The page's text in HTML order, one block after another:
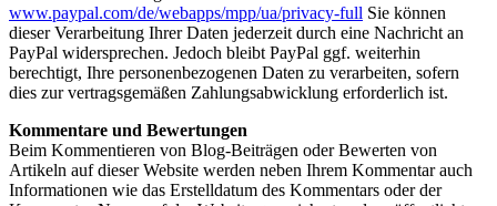
www.paypal.com/de/webapps/mpp/ua/privacy-full Sie können
dieser Verarbeitung Ihrer Daten jederzeit durch eine Nachricht an
PayPal widersprechen. Jedoch bleibt PayPal ggf. weiterhin
berechtigt, Ihre personenbezogenen Daten zu verarbeiten, sofern
dies zur vertragsgemäßen Zahlungsabwicklung erforderlich ist.
Kommentare und Bewertungen
Beim Kommentieren von Blog-Beiträgen oder Bewerten von
Artikeln auf dieser Website werden neben Ihrem Kommentar auch
Informationen wie das Erstelldatum des Kommentars oder der